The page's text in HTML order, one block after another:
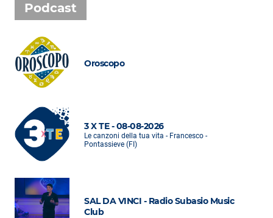
Podcast
Oroscopo
3 X TE - 08-08-2026
Le canzoni della tua vita - Francesco -
Pontassieve (FI)
SAL DA VINCI - Radio Subasio Music
Club